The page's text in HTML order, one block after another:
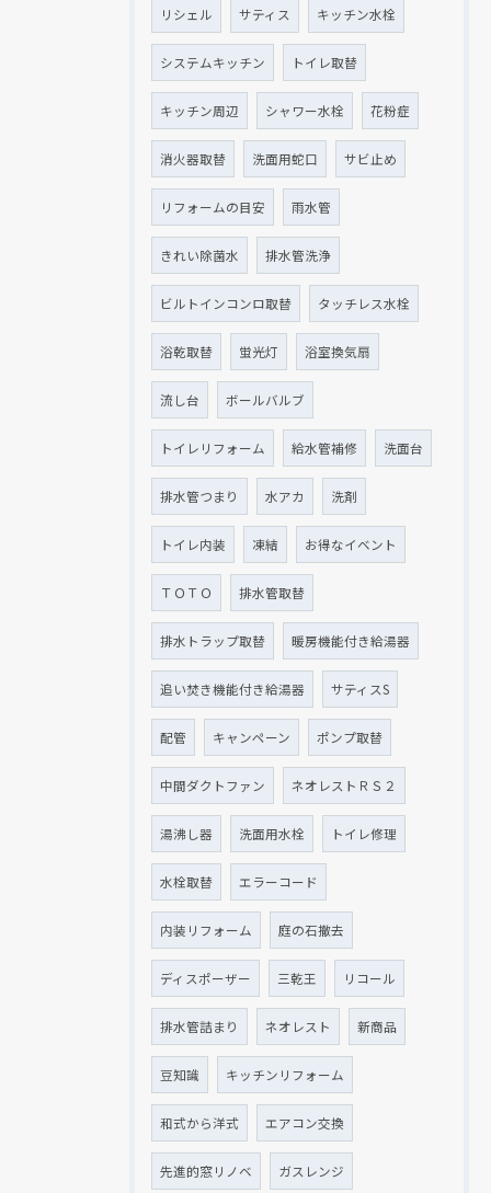
リシェル サティス キッチン水栓
システムキッチン トイレ取替
キッチン周辺 シャワー水栓 花粉症
消火器取替 洗面用蛇口 サビ止め
リフォームの目安 雨水管
きれい除菌水 排水管洗浄
ビルトインコンロ取替 タッチレス水栓
浴乾取替 蛍光灯 浴室換気扇
流し台 ボールバルブ
トイレリフォーム 給水管補修 洗面台
排水管つまり 水アカ 洗剤
トイレ内装 凍結 お得なイベント
ＴＯＴＯ 排水管取替
排水トラップ取替 暖房機能付き給湯器
追い焚き機能付き給湯器 サティスS
配管 キャンペーン ポンプ取替
中間ダクトファン ネオレストＲＳ２
湯沸し器 洗面用水栓 トイレ修理
水栓取替 エラーコード
内装リフォーム 庭の石撤去
ディスポーザー 三乾王 リコール
排水管詰まり ネオレスト 新商品
豆知識 キッチンリフォーム
和式から洋式 エアコン交換
先進的窓リノベ ガスレンジ